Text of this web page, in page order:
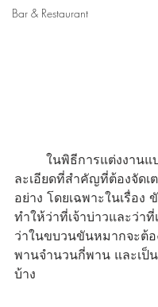
Bar & Restaurant
ละเอียดที่สำคัญที่ต้องจัดเ
อย่าง โดยเฉพาะในเรื่อง
ทำให้ว่าที่เจ้าบ่าวและว่า
ว่าในขบวนขันหมากจะต้อ
พานจำนวนกี่พาน และเป็
บ้าง